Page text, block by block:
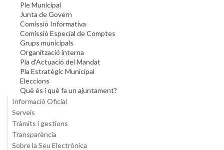
Ple Municipal
Junta de Govern
Comissió Informativa
Comissió Especial de Comptes
Grups municipals
Organització interna
Pla d'Actuació del Mandat
Pla Estratègic Municipal
Eleccions
Què és i què fa un ajuntament?
Informació Oficial
Serveis
Tràmits i gestions
Transparència
Sobre la Seu Electrònica